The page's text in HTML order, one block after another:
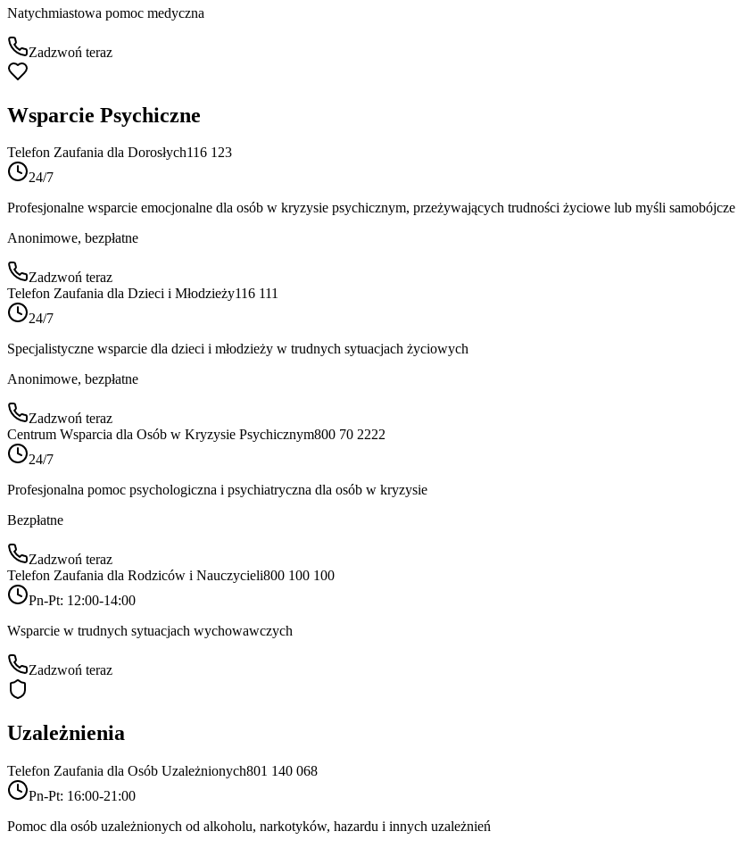
Natychmiastowa pomoc medyczna
Zadzwoń teraz
Wsparcie Psychiczne
Telefon Zaufania dla Dorosłych116 123
24/7
Profesjonalne wsparcie emocjonalne dla osób w kryzysie psychicznym, przeżywających trudności życiowe lub myśli samobójcze
Anonimowe, bezpłatne
Zadzwoń teraz
Telefon Zaufania dla Dzieci i Młodzieży116 111
24/7
Specjalistyczne wsparcie dla dzieci i młodzieży w trudnych sytuacjach życiowych
Anonimowe, bezpłatne
Zadzwoń teraz
Centrum Wsparcia dla Osób w Kryzysie Psychicznym800 70 2222
24/7
Profesjonalna pomoc psychologiczna i psychiatryczna dla osób w kryzysie
Bezpłatne
Zadzwoń teraz
Telefon Zaufania dla Rodziców i Nauczycieli800 100 100
Pn-Pt: 12:00-14:00
Wsparcie w trudnych sytuacjach wychowawczych
Zadzwoń teraz
Uzależnienia
Telefon Zaufania dla Osób Uzależnionych801 140 068
Pn-Pt: 16:00-21:00
Pomoc dla osób uzależnionych od alkoholu, narkotyków, hazardu i innych uzależnień